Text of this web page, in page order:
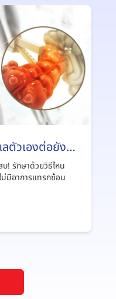
ตัวเองต่อยังไง
! รักษาด้วยวิธีไหน
มีอาการแทรกซ้อน